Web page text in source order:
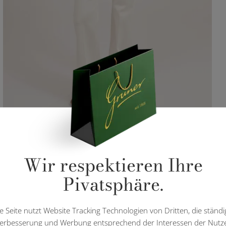
Wir respektieren Ihre
Pivatsphäre.
Seite nutzt Website Tracking Technologien von Dritten, die
und Werbung entsprechend der Interessen der